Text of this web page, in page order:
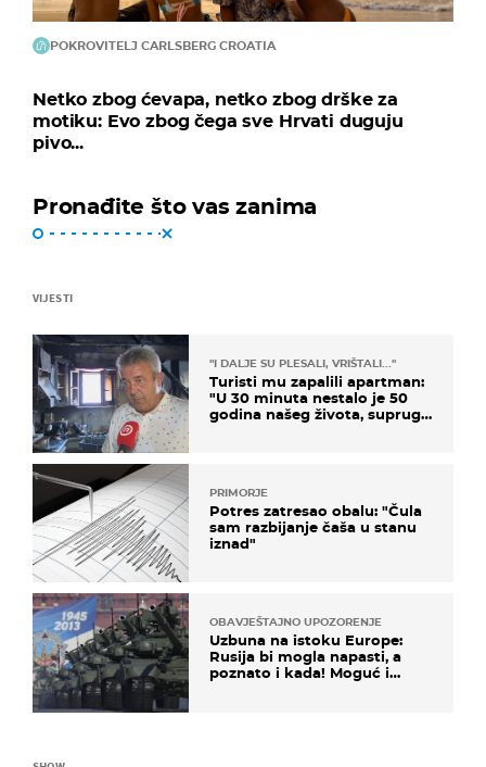
POKROVITELJ CARLSBERG CROATIA
Netko zbog ćevapa, netko zbog drške za
motiku: Evo zbog čega sve Hrvati duguju
pivo...
Pronađite što vas zanima
VIJESTI
"I DALJE SU PLESALI, VRIŠTALI..."
Turisti mu zapalili apartman:
"U 30 minuta nestalo je 50
godina našeg života, supruga
PRIMORJE
Potres zatresao obalu: "Čula
sam razbijanje čaša u stanu
iznad"
OBAVJEŠTAJNO UPOZORENJE
Uzbuna na istoku Europe:
Rusija bi mogla napasti, a
poznato i kada! Moguć i